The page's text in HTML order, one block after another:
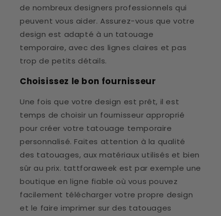
de nombreux designers professionnels qui
peuvent vous aider. Assurez-vous que votre
design est adapté à un tatouage
temporaire, avec des lignes claires et pas
trop de petits détails.
Choisissez le bon fournisseur
Une fois que votre design est prêt, il est
temps de choisir un fournisseur approprié
pour créer votre tatouage temporaire
personnalisé. Faites attention à la qualité
des tatouages, aux matériaux utilisés et bien
sûr au prix. tattforaweek est par exemple une
boutique en ligne fiable où vous pouvez
facilement télécharger votre propre design
et le faire imprimer sur des tatouages